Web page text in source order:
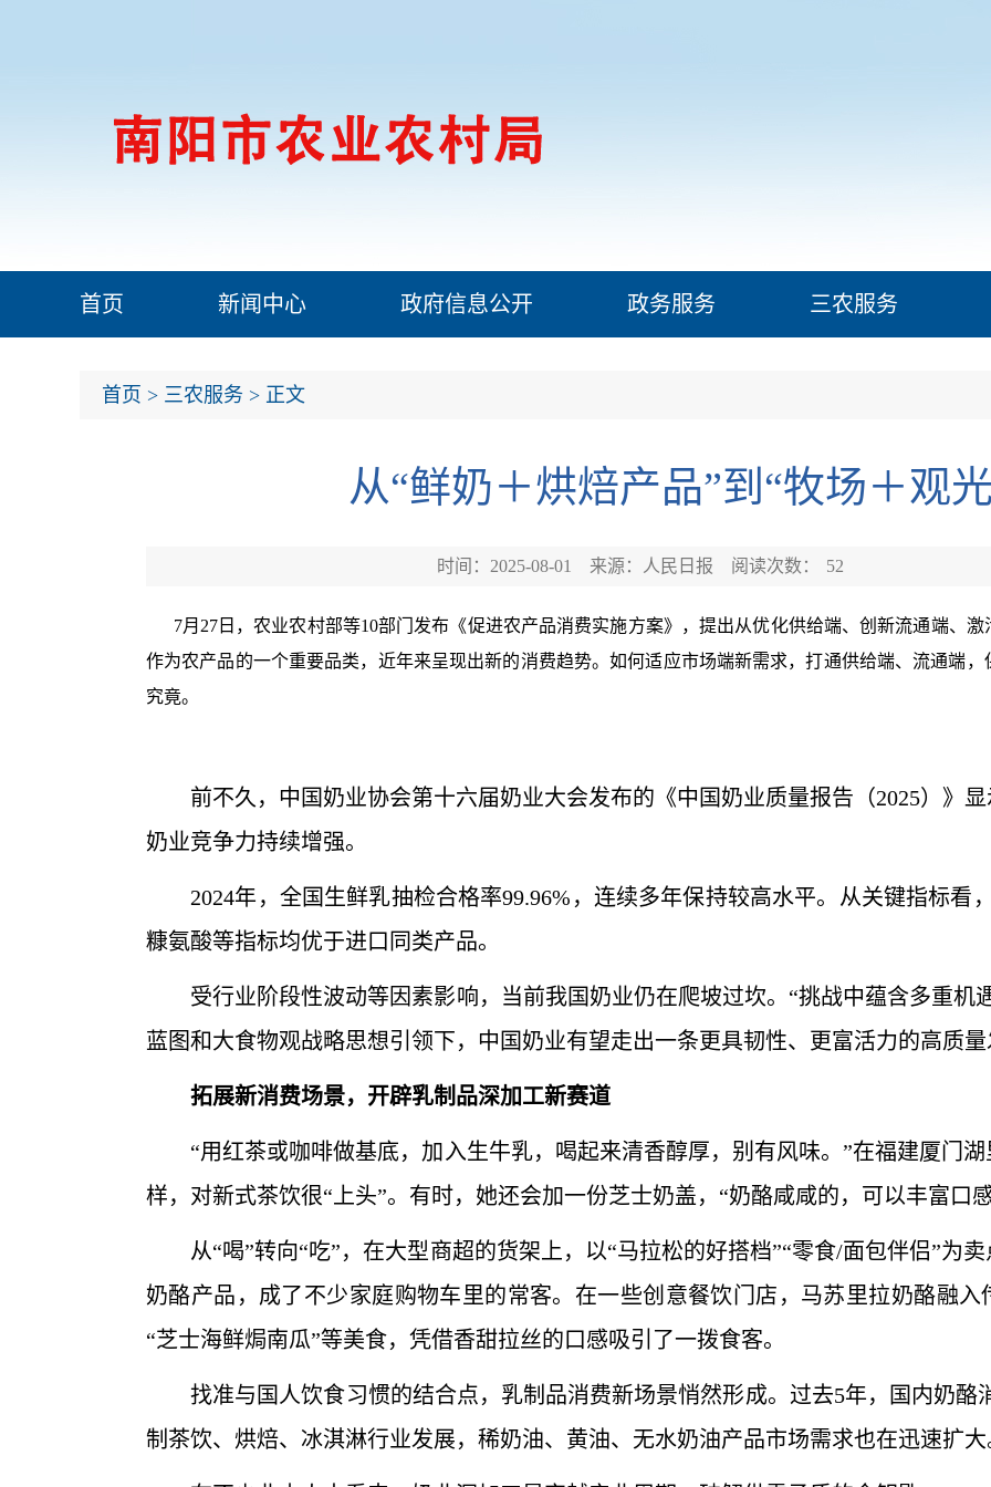
首页 新闻中心 政府信息公开 政务服务 三农服务
首页 > 三农服务 > 正文
从“鲜奶＋烘焙产品”到“牧场＋观
时间：2025-08-01 来源：人民日报 阅读次数： 52
7月27日，农业农村部等10部门发布《促进农产品消费实施方案》，提出从优化供给端、创新流通端、
作为农产品的一个重要品类，近年来呈现出新的消费趋势。如何适应市场端新需求，打通供给端、流通端
究竟。
前不久，中国奶业协会第十六届奶业大会发布的《中国奶业质量报告（2025）》
奶业竞争力持续增强。
2024年，全国生鲜乳抽检合格率99.96%，连续多年保持较高水平。从关键指标看
糠氨酸等指标均优于进口同类产品。
受行业阶段性波动等因素影响，当前我国奶业仍在爬坡过坎。“挑战中蕴含多重机
蓝图和大食物观战略思想引领下，中国奶业有望走出一条更具韧性、更富活力的高质
拓展新消费场景，开辟乳制品深加工新赛道
“用红茶或咖啡做基底，加入生牛乳，喝起来清香醇厚，别有风味。”在福建厦门湖
样，对新式茶饮很“上头”。有时，她还会加一份芝士奶盖，“奶酪咸咸的，可以丰富口
从“喝”转向“吃”，在大型商超的货架上，以“马拉松的好搭档”“零食/面包伴侣”为
奶酪产品，成了不少家庭购物车里的常客。在一些创意餐饮门店，马苏里拉奶酪融
“芝士海鲜焗南瓜”等美食，凭借香甜拉丝的口感吸引了一拨食客。
找准与国人饮食习惯的结合点，乳制品消费新场景悄然形成。过去5年，国内奶酪
制茶饮、烘焙、冰淇淋行业发展，稀奶油、黄油、无水奶油产品市场需求也在迅速扩大